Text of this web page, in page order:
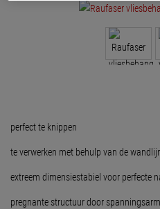
perfect te knippen
te verwerken met behulp van de
extreem dimensiestabiel voor perfecte
pregnante structuur door